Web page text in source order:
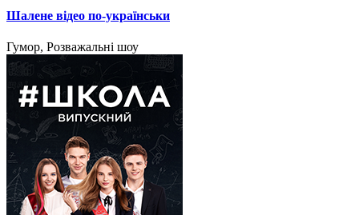
Шалене відео по-українськи
Гумор, Розважальні шоу